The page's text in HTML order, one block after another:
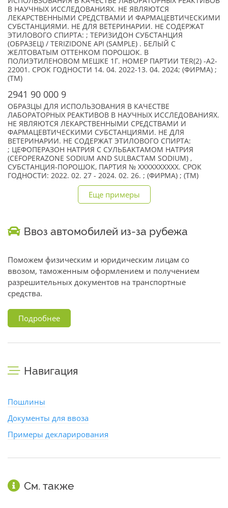
В НАУЧНЫХ ИССЛЕДОВАНИЯХ. НЕ ЯВЛЯЮТСЯ
ЛЕКАРСТВЕННЫМИ СРЕДСТВАМИ И ФАРМАЦЕВТИЧЕСКИМИ
СУБСТАНЦИЯМИ. НЕ ДЛЯ ВЕТЕРИНАРИИ. НЕ СОДЕРЖАТ
ЭТИЛОВОГО СПИРТА: ; ТЕРИЗИДОН СУБСТАНЦИЯ
(ОБРАЗЕЦ) / TERIZIDONE API (SAMPLE) . БЕЛЫЙ С
ЖЕЛТОВАТЫМ ОТТЕНКОМ ПОРОШОК. В
ПОЛИЭТИЛЕНОВОМ МЕШКЕ 1Г. НОМЕР ПАРТИИ TER(2) -A2-
22001. СРОК ГОДНОСТИ 14. 04. 2022-13. 04. 2024; (ФИРМА) ;
(TM)
2941 90 000 9
ОБРАЗЦЫ ДЛЯ ИСПОЛЬЗОВАНИЯ В КАЧЕСТВЕ
ЛАБОРАТОРНЫХ РЕАКТИВОВ В НАУЧНЫХ ИССЛЕДОВАНИЯХ.
НЕ ЯВЛЯЮТСЯ ЛЕКАРСТВЕННЫМИ СРЕДСТВАМИ И
ФАРМАЦЕВТИЧЕСКИМИ СУБСТАНЦИЯМИ. НЕ ДЛЯ
ВЕТЕРИНАРИИ. НЕ СОДЕРЖАТ ЭТИЛОВОГО СПИРТА:
; ЦЕФОПЕРАЗОН НАТРИЯ С СУЛЬБАКТАМОМ НАТРИЯ
(CEFOPERAZONE SODIUM AND SULBACTAM SODIUM) ,
СУБСТАНЦИЯ-ПОРОШОК, ПАРТИЯ № XXXXXXXXXX. СРОК
ГОДНОСТИ: 2022. 02. 27 - 2024. 02. 26. ; (ФИРМА) ; (TM)
Еще примеры
Ввоз автомобилей из-за рубежа
Поможем физическим и юридическим лицам со
ввозом, таможенным оформлением и получением
разрешительных документов на транспортные
средства.
Подробнее
Навигация
Пошлины
Документы для ввоза
Примеры декларирования
См. также